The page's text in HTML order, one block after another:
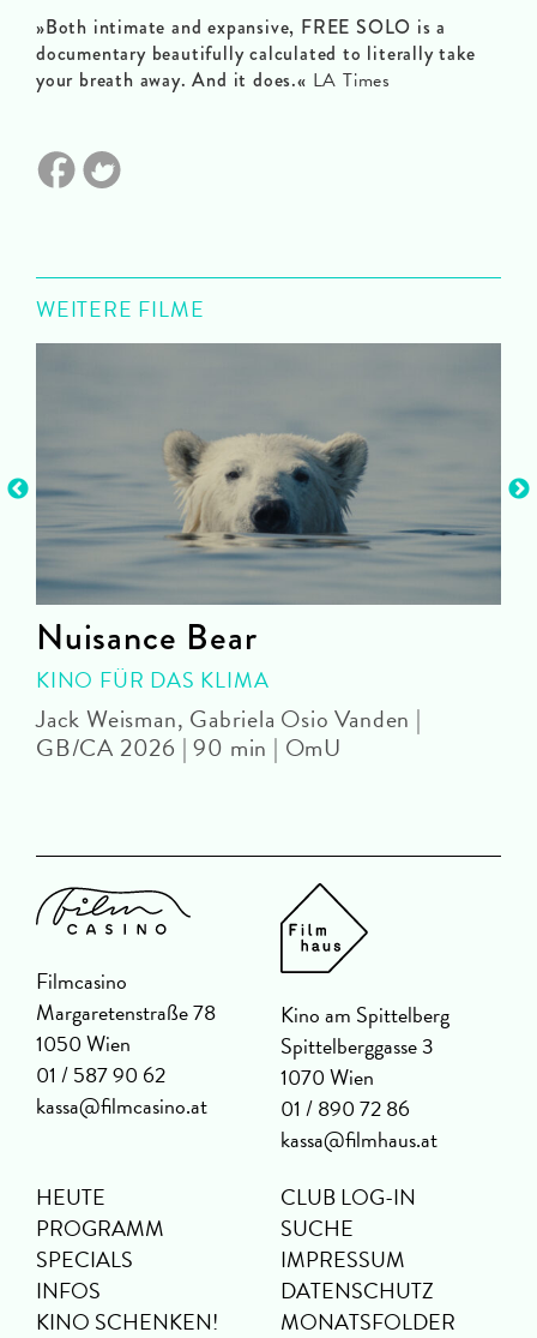
»Both intimate and expansive, FREE SOLO is a
documentary beautifully calculated to literally take
your breath away. And it does.« LA Times
WEITERE FILME
Nuisance Bear
KINO FÜR DAS KLIMA
Jack Weisman, Gabriela Osio Vanden |
GB/CA 2026 | 90 min | OmU
Filmcasino
Margaretenstraße 78
1050 Wien
01 / 587 90 62
kassa@filmcasino.at
Kino am Spittelberg
Spittelberggasse 3
1070 Wien
01 / 890 72 86
kassa@filmhaus.at
HEUTE
PROGRAMM
SPECIALS
INFOS
KINO SCHENKEN!
CLUB LOG-IN
SUCHE
IMPRESSUM
DATENSCHUTZ
MONATSFOLDER